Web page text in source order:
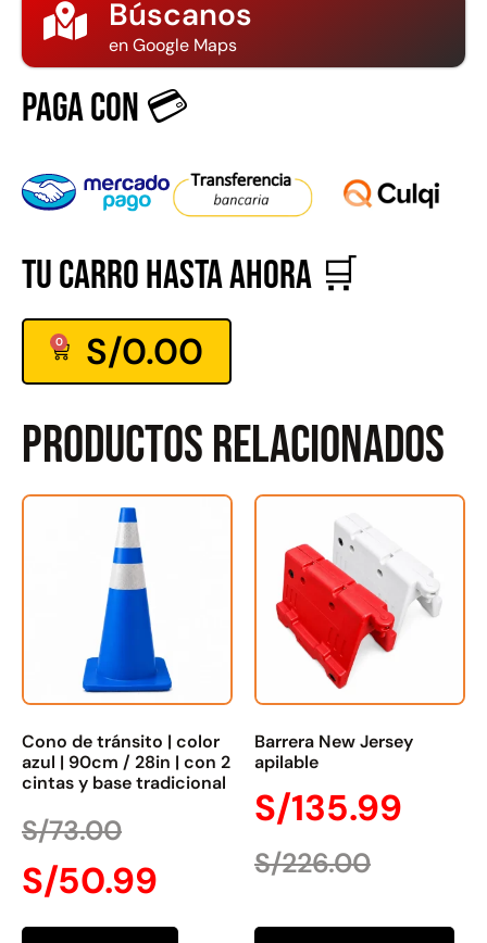
Búscanos
en Google Maps
Paga con 💳
Tu carro hasta ahora 🛒
S/0.00
0
Productos relacionados
Cono de tránsito | color
azul | 90cm / 28in | con 2
cintas y base tradicional
S/73.00
S/50.99
Barrera New Jersey
apilable
S/135.99
S/226.00